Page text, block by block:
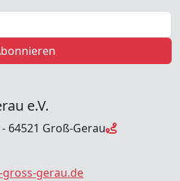
e.V.
64521 Groß-Gerau
gerau.de